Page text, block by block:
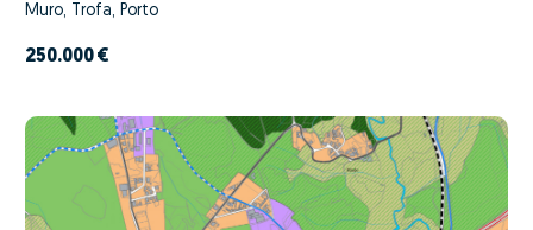
Muro, Trofa, Porto
250.000 €